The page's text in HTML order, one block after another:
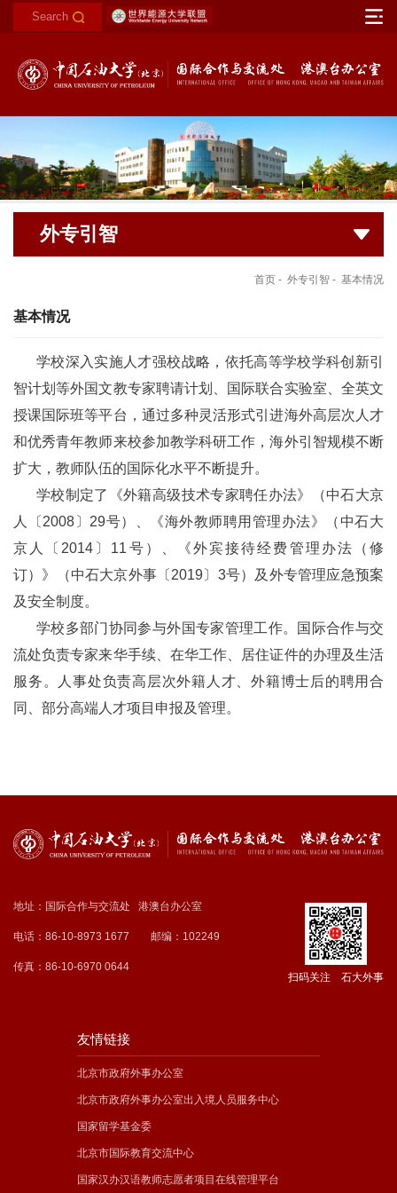
外专引智
首页 - 外专引智 - 基本情况
基本情况
学校深入实施人才强校战略，依托高等学校学科创新引
智计划等外国文教专家聘请计划、国际联合实验室、全英文
授课国际班等平台，通过多种灵活形式引进海外高层次人才
和优秀青年教师来校参加教学科研工作，海外引智规模不断
扩大，教师队伍的国际化水平不断提升。
学校制定了《外籍高级技术专家聘任办法》（中石大京
人〔2008〕29号）、《海外教师聘用管理办法》（中石大
京人〔2014〕11号）、《外宾接待经费管理办法（修
订）》（中石大京外事〔2019〕3号）及外专管理应急预案
及安全制度。
学校多部门协同参与外国专家管理工作。国际合作与交
流处负责专家来华手续、在华工作、居住证件的办理及生活
服务。人事处负责高层次外籍人才、外籍博士后的聘用合
同、部分高端人才项目申报及管理。
地址：国际合作与交流处 港澳台办公室
电话：86-10-8973 1677 邮编：102249
传真：86-10-6970 0644
扫码关注 石大外事
友情链接
北京市政府外事办公室
北京市政府外事办公室出入境人员服务中心
国家留学基金委
北京市国际教育交流中心
国家汉办汉语教师志愿者项目在线管理平台